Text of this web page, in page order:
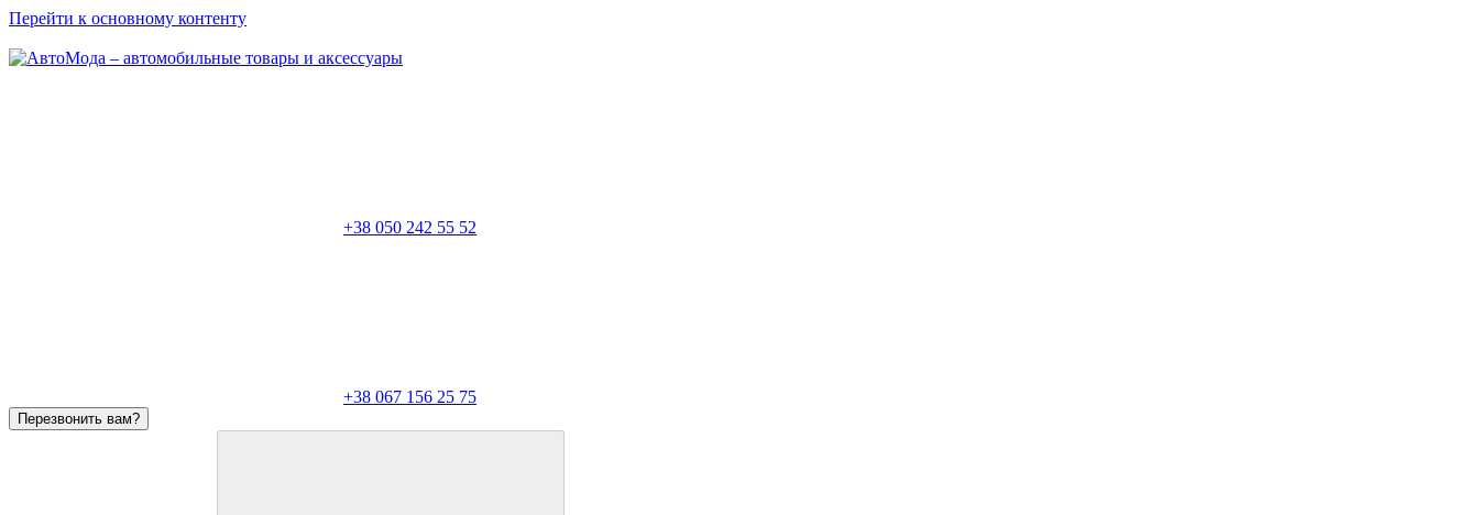
Перейти к основному контенту
+38 050 242 55 52
+38 067 156 25 75
Перезвонить вам?